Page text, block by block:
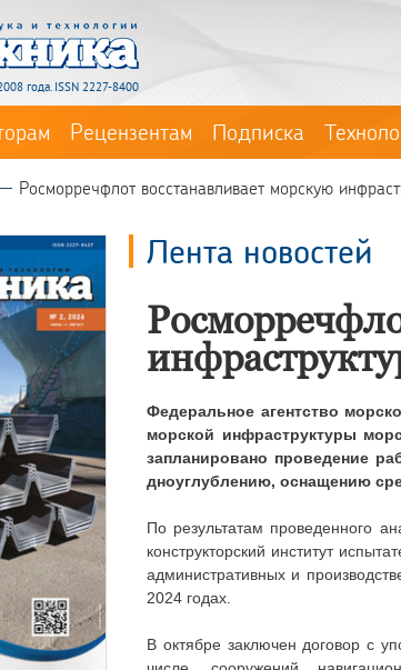
года. ISSN 2227-8400
Рецензентам Подписка
Росморречфлот восстанавливает морскую
Лента новостей
Федеральное агентство
морской инфраструктуры
запланировано проведение
дноуглублению, оснащению
По результатам проведенного
конструкторский институт
административных и
2024 годах.
В октябре заключен договор с